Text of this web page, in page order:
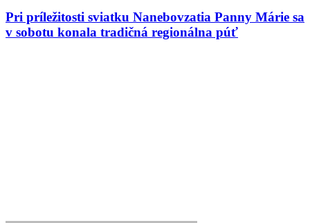
Pri príležitosti sviatku Nanebovzatia Panny Márie sa
v sobotu konala tradičná regionálna púť